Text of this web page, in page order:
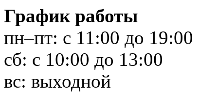
График работы
пн–пт: с 11:00 до 19:00
сб: с 10:00 до 13:00
вс: выходной